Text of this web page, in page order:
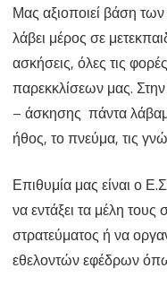
Μας αξιοποιεί βάση
λάβει μέρος σε
ασκήσεις, όλες τις
παρεκκλίσεων μας.
– άσκησης πάντα
ήθος, το πνεύμα, τις
Επιθυμία μας είναι ο
να εντάξει τα μέλη
στρατεύματος ή να
εθελοντών εφέδρων